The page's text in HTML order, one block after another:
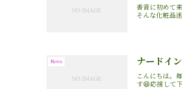
香音に初めて
そんな化粧品
News ナードイ
こんにちは。
す😆応援して